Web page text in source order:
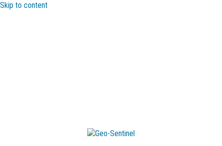
Skip to content